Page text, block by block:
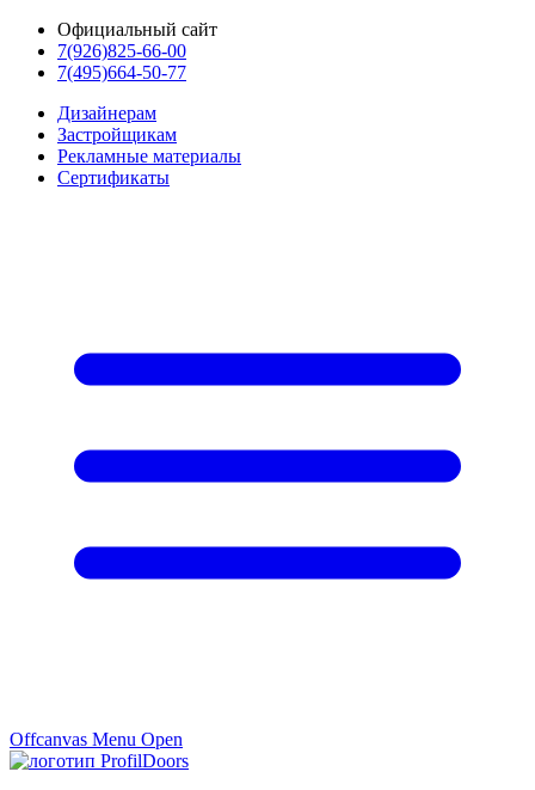
Официальный сайт
7(926)825-66-00
7(495)664-50-77
Дизайнерам
Застройщикам
Рекламные материалы
Сертификаты
Offcanvas Menu Open